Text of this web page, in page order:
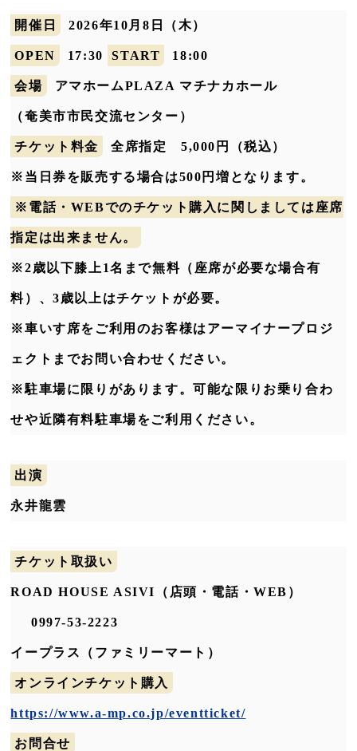
開催日 2026年10月8日（木）
OPEN 17:30 START 18:00
会場 アマホームPLAZA マチナカホール
（奄美市市民交流センター）
チケット料金 全席指定 5,000円（税込）
※当日券を販売する場合は500円増となります。
※電話・WEBでのチケット購入に関しましては座席
指定は出来ません。
※2歳以下膝上1名まで無料（座席が必要な場合有
料）、3歳以上はチケットが必要。
※車いす席をご利用のお客様はアーマイナープロジ
ェクトまでお問い合わせください。
※駐車場に限りがあります。可能な限りお乗り合わ
せや近隣有料駐車場をご利用ください。
出演
永井龍雲
チケット取扱い
ROAD HOUSE ASIVI（店頭・電話・WEB）
0997-53-2223
イープラス（ファミリーマート）
オンラインチケット購入
https://www.a-mp.co.jp/eventticket/
お問合せ